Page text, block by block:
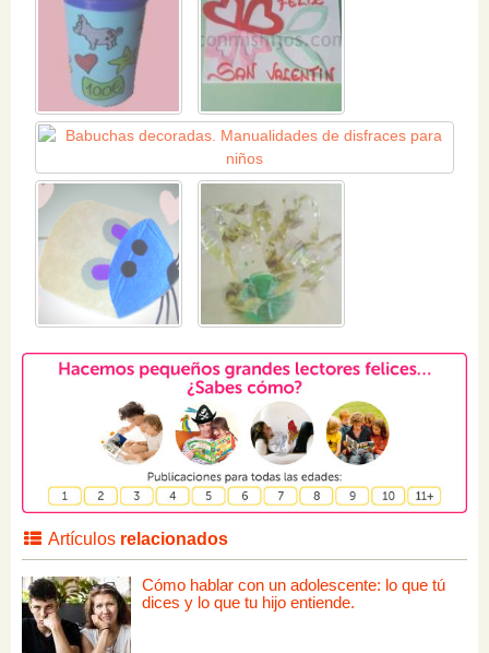
Artículos relacionados
Cómo hablar con un adolescente: lo que tú
dices y lo que tu hijo entiende.